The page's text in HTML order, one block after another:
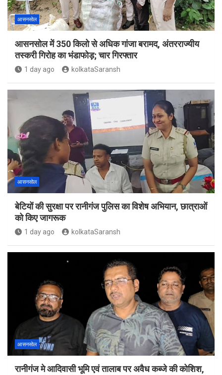
आसनसोल
आसनसोल में 350 किलो से अधिक गांजा बरामद, अंतरराज्यीय
तस्करी गिरोह का भंडाफोड़; चार गिरफ्तार
1 day ago kolkataSaransh
आसनसोल
बेटियों की सुरक्षा पर रानीगंज पुलिस का विशेष अभियान, छात्राओं
को किए जागरूक
1 day ago kolkataSaransh
आसनसोल
रानीगंज मे आदिवासी भूमि एवं तालाब पर अवैध कब्जे की कोशिश,